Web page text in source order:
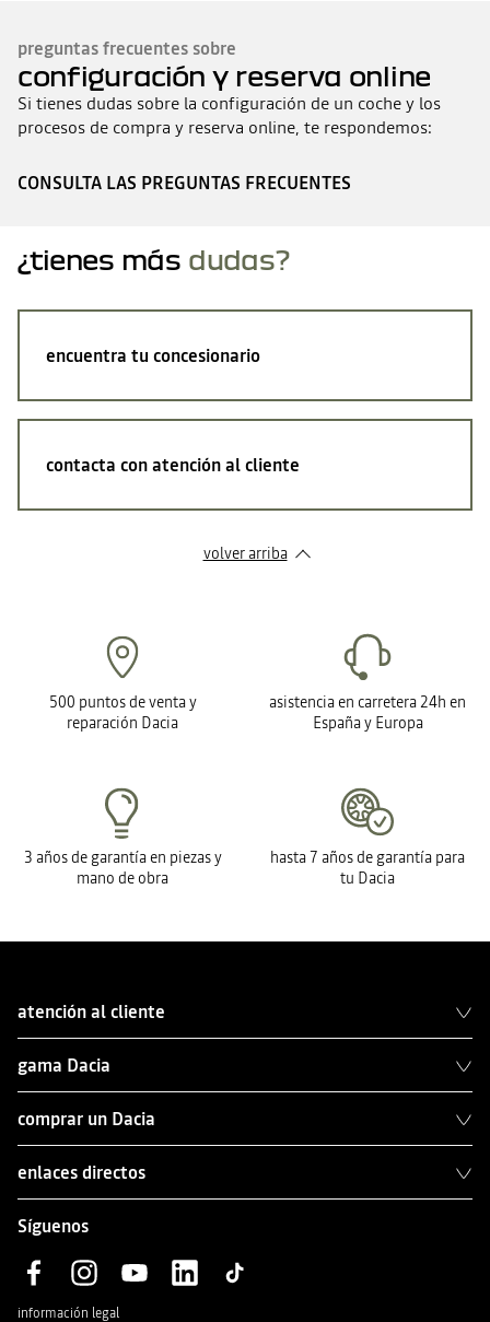
preguntas frecuentes sobre
configuración y reserva online
Si tienes dudas sobre la configuración de un coche y los
procesos de compra y reserva online, te respondemos:
CONSULTA LAS PREGUNTAS FRECUENTES
¿tienes más dudas?
encuentra tu concesionario
contacta con atención al cliente
volver arriba
500 puntos de venta y
reparación Dacia
asistencia en carretera 24h en
España y Europa
3 años de garantía en piezas y
mano de obra
hasta 7 años de garantía para
tu Dacia
atención al cliente
gama Dacia
comprar un Dacia
enlaces directos
Síguenos
información legal